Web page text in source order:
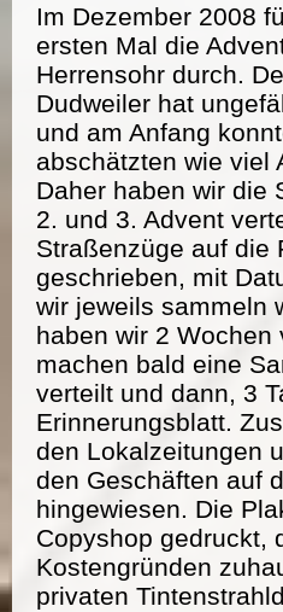
Im Dezember 2008
ersten Mal die
Herrensohr durch.
Dudweiler hat
und am Anfang
abschätzten wie viel
Daher haben wir die
2. und 3. Advent
Straßenzüge auf die
geschrieben, mit
wir jeweils sammeln
haben wir 2 Wochen
machen bald eine
verteilt und dann, 3
Erinnerungsblatt.
den Lokalzeitungen
den Geschäften auf
hingewiesen. Die
Copyshop gedruckt,
Kostengründen
privaten